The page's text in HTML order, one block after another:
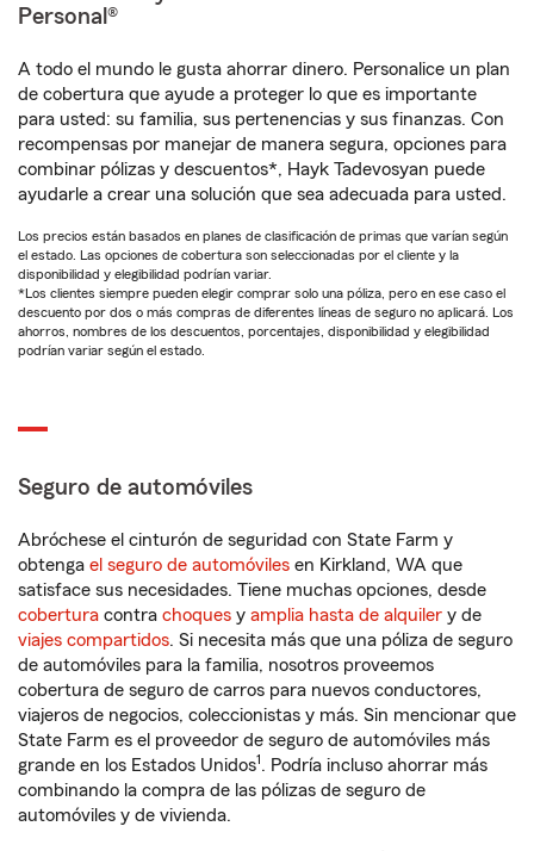
Personal®
A todo el mundo le gusta ahorrar dinero. Personalice un plan
de cobertura que ayude a proteger lo que es importante
para usted: su familia, sus pertenencias y sus finanzas. Con
recompensas por manejar de manera segura, opciones para
combinar pólizas y descuentos*, Hayk Tadevosyan puede
ayudarle a crear una solución que sea adecuada para usted.
Los precios están basados en planes de clasificación de primas que varían según
el estado. Las opciones de cobertura son seleccionadas por el cliente y la
disponibilidad y elegibilidad podrían variar.
*Los clientes siempre pueden elegir comprar solo una póliza, pero en ese caso el
descuento por dos o más compras de diferentes líneas de seguro no aplicará. Los
ahorros, nombres de los descuentos, porcentajes, disponibilidad y elegibilidad
podrían variar según el estado.
Seguro de automóviles
Abróchese el cinturón de seguridad con State Farm y
obtenga el seguro de automóviles en Kirkland, WA que
satisface sus necesidades. Tiene muchas opciones, desde
cobertura contra choques y amplia hasta de alquiler y de
viajes compartidos. Si necesita más que una póliza de seguro
de automóviles para la familia, nosotros proveemos
cobertura de seguro de carros para nuevos conductores,
viajeros de negocios, coleccionistas y más. Sin mencionar que
State Farm es el proveedor de seguro de automóviles más
grande en los Estados Unidos1 . Podría incluso ahorrar más
combinando la compra de las pólizas de seguro de
automóviles y de vivienda.